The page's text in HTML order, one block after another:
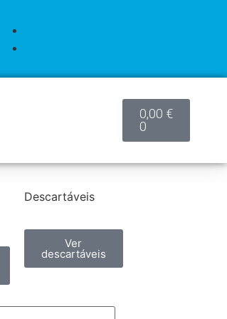
Descartáveis
Ver
descartáveis
0,00 €
0